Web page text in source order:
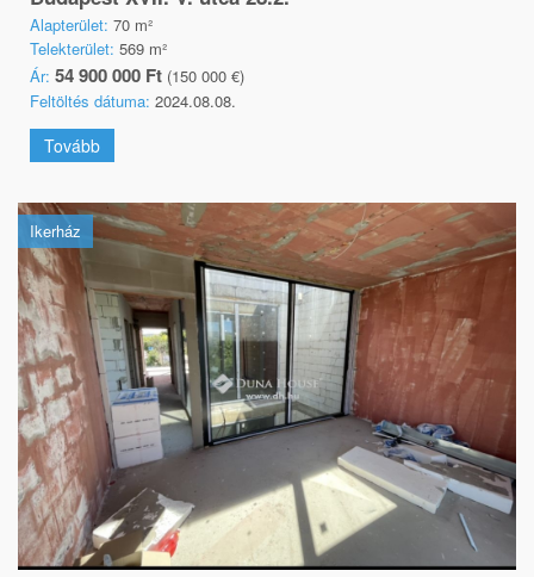
Alapterület: 70 m²
Telekterület: 569 m²
Ár: 54 900 000 Ft (150 000 €)
Feltöltés dátuma: 2024.08.08.
Tovább
Ikerház